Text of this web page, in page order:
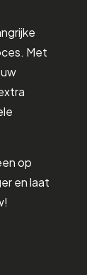
Met
op
en laat